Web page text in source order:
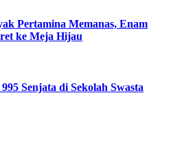
Pertamina Memanas, Enam
ke Meja Hijau
Senjata di Sekolah Swasta